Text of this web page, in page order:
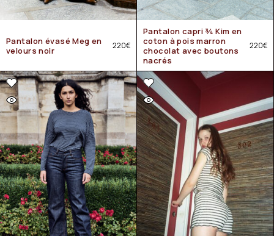
Pantalon évasé Meg en
velours noir
220€
Pantalon capri ¾ Kim en
coton à pois marron
chocolat avec boutons
nacrés
220€